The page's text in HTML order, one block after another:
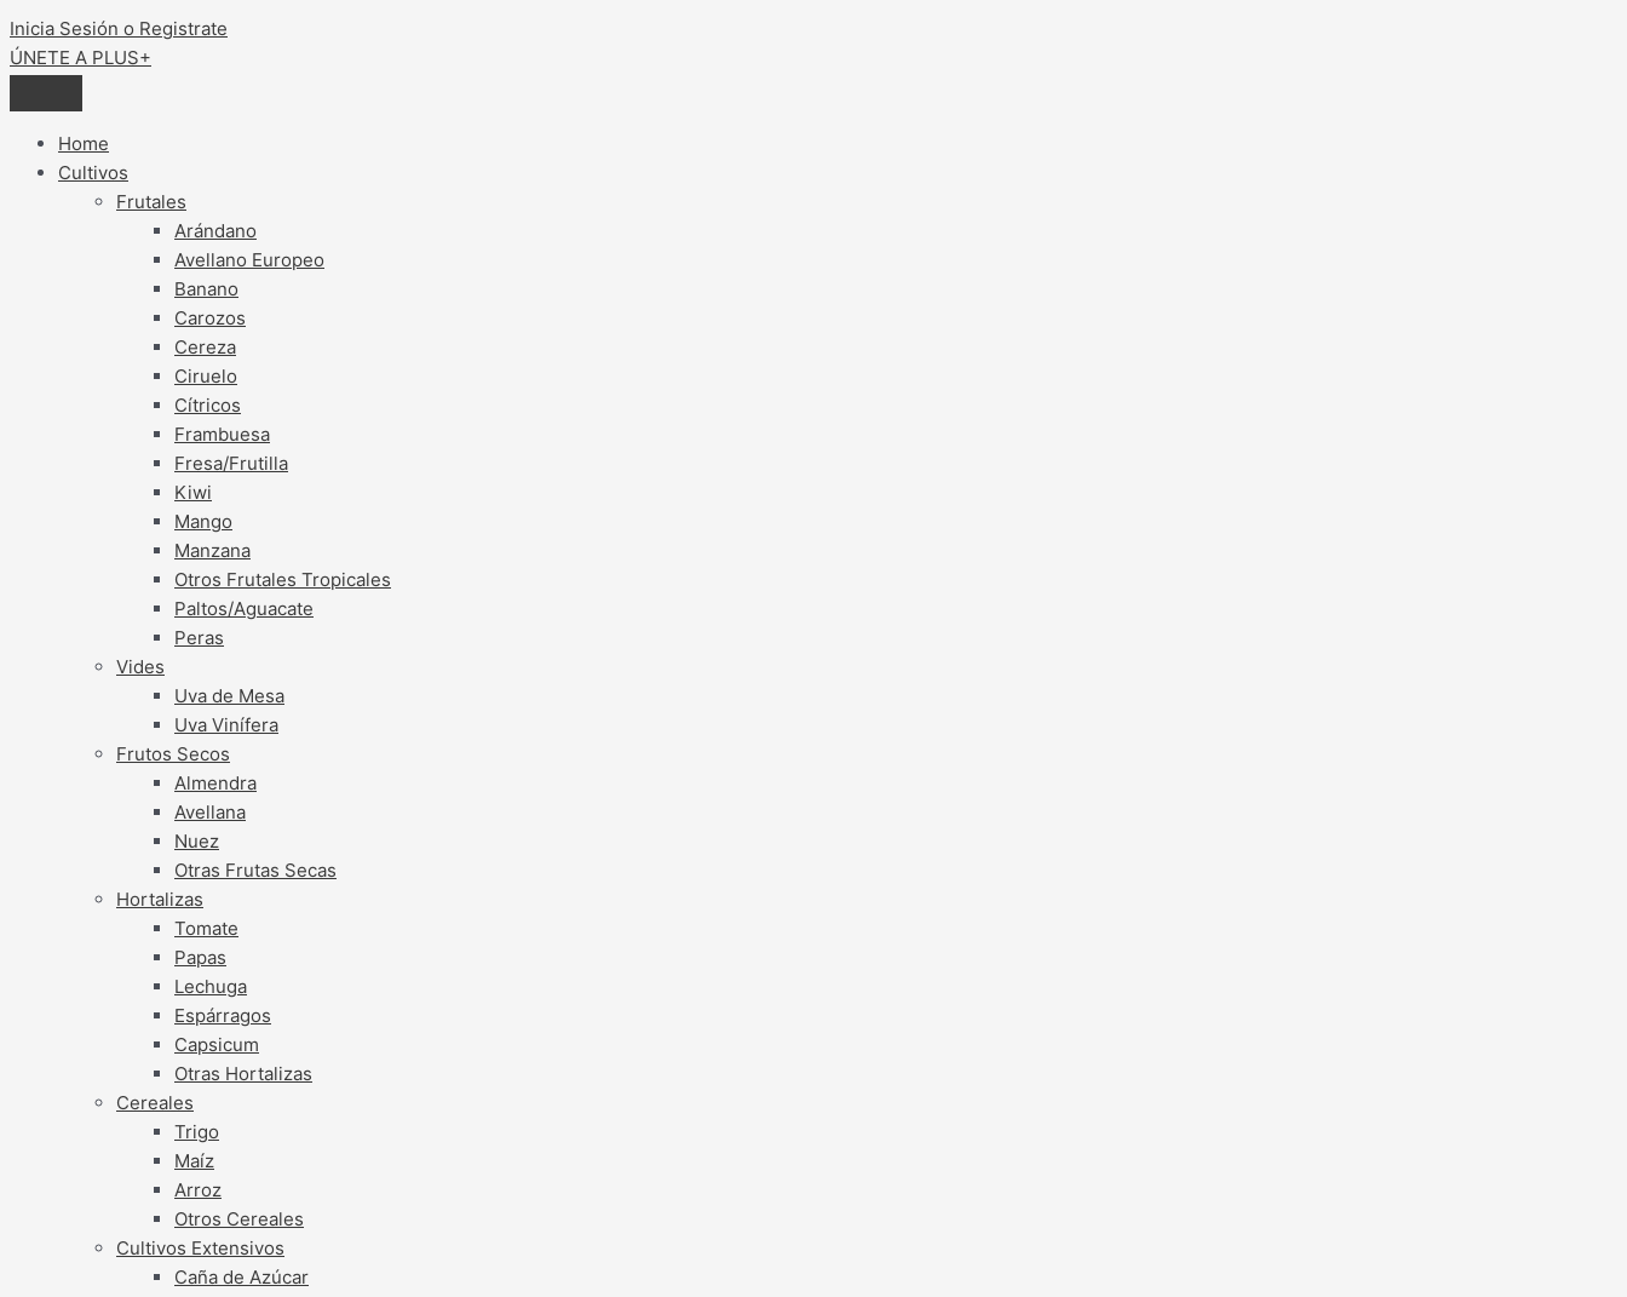
Inicia Sesión o Registrate
ÚNETE A PLUS+
Home
Cultivos
Frutales
Arándano
Avellano Europeo
Banano
Carozos
Cereza
Ciruelo
Cítricos
Frambuesa
Fresa/Frutilla
Kiwi
Mango
Manzana
Otros Frutales Tropicales
Paltos/Aguacate
Peras
Vides
Uva de Mesa
Uva Vinífera
Frutos Secos
Almendra
Avellana
Nuez
Otras Frutas Secas
Hortalizas
Tomate
Papas
Lechuga
Espárragos
Capsicum
Otras Hortalizas
Cereales
Trigo
Maíz
Arroz
Otros Cereales
Cultivos Extensivos
Caña de Azúcar